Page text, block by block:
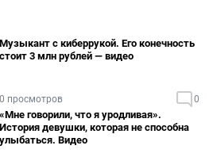
Музыкант с киберрукой. Его конечность
стоит 3 млн рублей — видео
0 просмотров 0
«Мне говорили, что я уродливая».
История девушки, которая не способна
улыбаться. Видео